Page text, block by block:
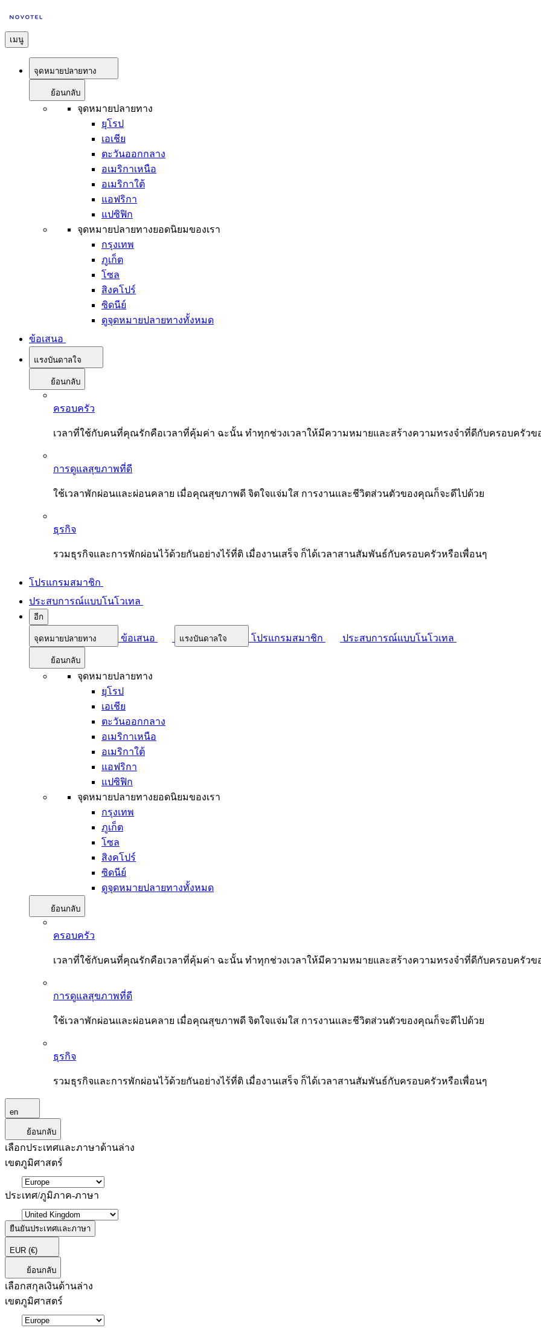
เมนู
จุดหมายปลายทาง
ย้อนกลับ
จุดหมายปลายทาง
ยุโรป
เอเชีย
ตะวันออกกลาง
อเมริกาเหนือ
อเมริกาใต้
แอฟริกา
แปซิฟิก
จุดหมายปลายทางยอดนิยมของเรา
กรุงเทพ
ภูเก็ต
โซล
สิงคโปร์
ซิดนีย์
ดูจุดหมายปลายทางทั้งหมด
ข้อเสนอ
แรงบันดาลใจ
ย้อนกลับ
ครอบครัว
เวลาที่ใช้กับคนที่คุณรักคือเวลาที่คุ้มค่า ฉะนั้น ทำทุกช่วงเวลาให้มีความหมายและสร้างความทรงจำที่ดีกับครอบครัว
การดูแลสุขภาพที่ดี
ใช้เวลาพักผ่อนและผ่อนคลาย เมื่อคุณสุขภาพดี จิตใจแจ่มใส การงานและชีวิตส่วนตัวของคุณก็จะดีไปด้วย
ธุรกิจ
รวมธุรกิจและการพักผ่อนไว้ด้วยกันอย่างไร้ที่ติ เมื่องานเสร็จ ก็ได้เวลาสานสัมพันธ์กับครอบครัวหรือเพื่อนๆ
โปรแกรมสมาชิก
ประสบการณ์แบบโนโวเทล
อีก
จุดหมายปลายทาง ข้อเสนอ แรงบันดาลใจ โปรแกรมสมาชิก ประสบการณ์แบบโนโวเทล
ย้อนกลับ
จุดหมายปลายทาง
ยุโรป
เอเชีย
ตะวันออกกลาง
อเมริกาเหนือ
อเมริกาใต้
แอฟริกา
แปซิฟิก
จุดหมายปลายทางยอดนิยมของเรา
กรุงเทพ
ภูเก็ต
โซล
สิงคโปร์
ซิดนีย์
ดูจุดหมายปลายทางทั้งหมด
ย้อนกลับ
ครอบครัว
เวลาที่ใช้กับคนที่คุณรักคือเวลาที่คุ้มค่า ฉะนั้น ทำทุกช่วงเวลาให้มีความหมายและสร้างความทรงจำที่ดีกับครอบครัว
การดูแลสุขภาพที่ดี
ใช้เวลาพักผ่อนและผ่อนคลาย เมื่อคุณสุขภาพดี จิตใจแจ่มใส การงานและชีวิตส่วนตัวของคุณก็จะดีไปด้วย
ธุรกิจ
รวมธุรกิจและการพักผ่อนไว้ด้วยกันอย่างไร้ที่ติ เมื่องานเสร็จ ก็ได้เวลาสานสัมพันธ์กับครอบครัวหรือเพื่อนๆ
en
ย้อนกลับ
เลือกประเทศและภาษาด้านล่าง
เขตภูมิศาสตร์
ประเทศ/ภูมิภาค-ภาษา
ยืนยันประเทศและภาษา
EUR (€)
ย้อนกลับ
เลือกสกุลเงินด้านล่าง
เขตภูมิศาสตร์